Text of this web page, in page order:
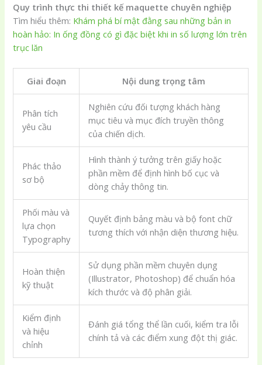
Quy trình thực thi thiết kế maquette chuyên nghiệp
Tìm hiểu thêm: Khám phá bí mật đằng sau những bản in
hoàn hảo: In ống đồng có gì đặc biệt khi in số lượng lớn trên
trục lăn
Giai đoạn Nội dung trọng tâm
Phân tích
yêu cầu
Nghiên cứu đối tượng khách hàng
mục tiêu và mục đích truyền thông
của chiến dịch.
Phác thảo
sơ bộ
Hình thành ý tưởng trên giấy hoặc
phần mềm để định hình bố cục và
dòng chảy thông tin.
Phối màu và
lựa chọn
Typography
Quyết định bảng màu và bộ font chữ
tương thích với nhận diện thương hiệu.
Hoàn thiện
kỹ thuật
Sử dụng phần mềm chuyên dụng
(Illustrator, Photoshop) để chuẩn hóa
kích thước và độ phân giải.
Kiểm định
và hiệu
chỉnh
Đánh giá tổng thể lần cuối, kiểm tra lỗi
chính tả và các điểm xung đột thị giác.